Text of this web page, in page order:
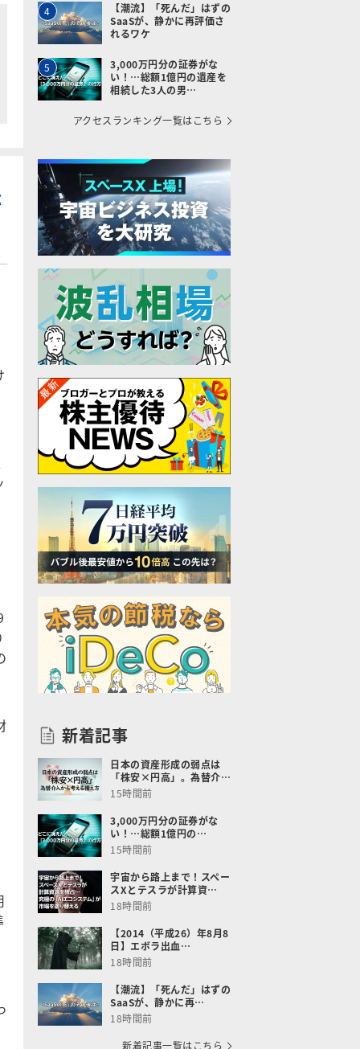
4
【潮流】「死んだ」はずの
SaaSが、静かに再評価さ
れるワケ
5
3,000万円分の証券がな
い！…総額1億円の遺産を
相続した3人の男…
アクセスランキング一覧はこちら
新着記事
日本の資産形成の弱点は
「株安×円高」。為替介…
15時間前
3,000万円分の証券がな
い！…総額1億円の…
15時間前
宇宙から路上まで！スペー
スXとテスラが計算資…
18時間前
【2014（平成26）年8月8
日】エボラ出血…
18時間前
【潮流】「死んだ」はずの
SaaSが、静かに再…
18時間前
新着記事一覧はこちら